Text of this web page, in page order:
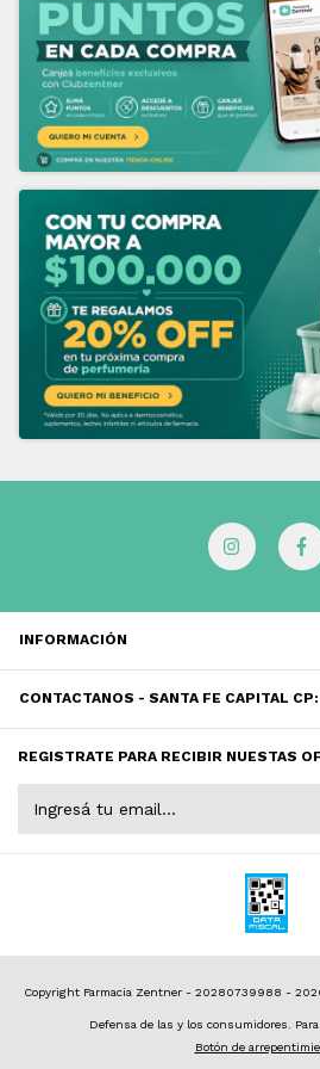
INFORMACIÓN
CONTACTANOS - SANTA FE CAPITAL
REGISTRATE PARA RECIBIR NUESTAS
Copyright Farmacia Zentner - 20280739988 -
Defensa de las y los consumidores. Para
Botón de